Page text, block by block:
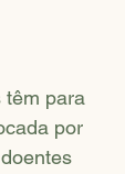
têm para
por